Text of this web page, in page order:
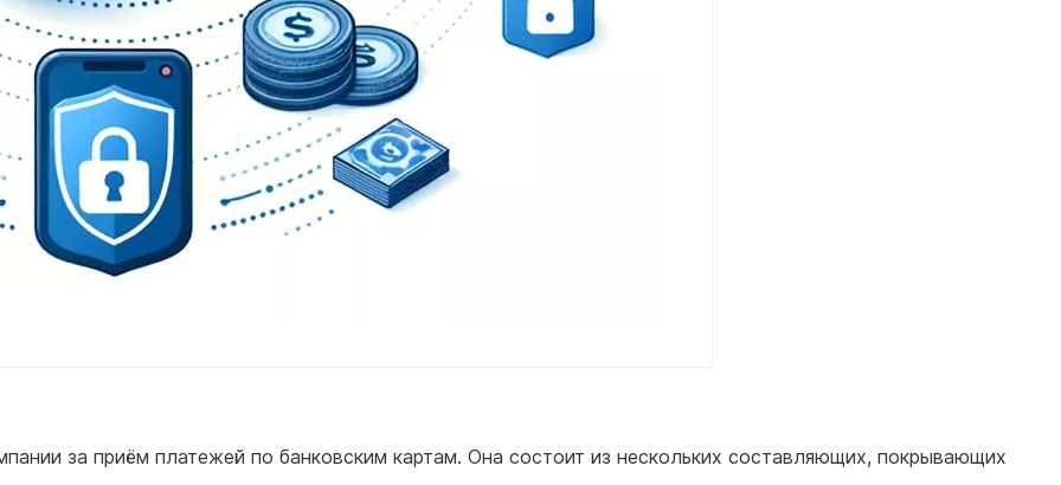
за приём платежей по банковским картам. Она состоит из нескольких составляющих, покрывающих